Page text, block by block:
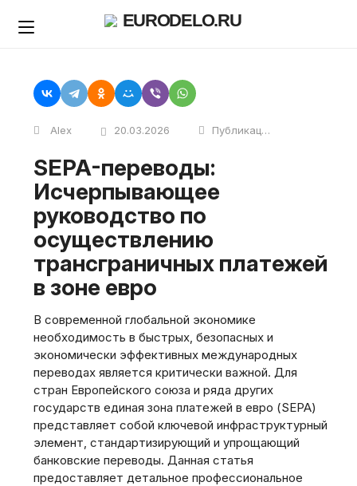
EURODELO.RU
Alex 20.03.2026 Публикации
SEPA-переводы:
Исчерпывающее
руководство по
осуществлению
трансграничных платежей
в зоне евро
В современной глобальной экономике
необходимость в быстрых‚ безопасных и
экономически эффективных международных
переводах является критически важной. Для
стран Европейского союза и ряда других
государств единая зона платежей в евро (SEPA)
представляет собой ключевой инфраструктурный
элемент‚ стандартизирующий и упрощающий
банковские переводы. Данная статья
предоставляет детальное профессиональное